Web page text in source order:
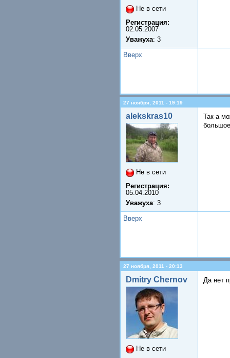
Не в сети
Регистрация:
02.05.2007
Уважуха: 3
Вверх
27 ноября, 2011 - 19:19
alekskras10
Не в сети
Регистрация:
05.04.2010
Уважуха: 3
Так а
Вверх
27 ноября, 2011 - 20:13
Dmitry Chernov
Не в сети
Да нет